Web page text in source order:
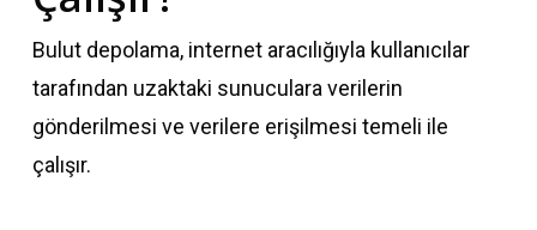
Bulut depolama, internet aracılığıyla kullanıcılar
tarafından uzaktaki sunuculara verilerin
gönderilmesi ve verilere erişilmesi temeli ile
çalışır.